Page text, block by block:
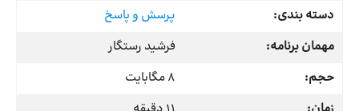
دسته بندی:
پرسش و پاسخ
مهمان برنامه:
فرشید رستگار
حجم:
8 مگابایت